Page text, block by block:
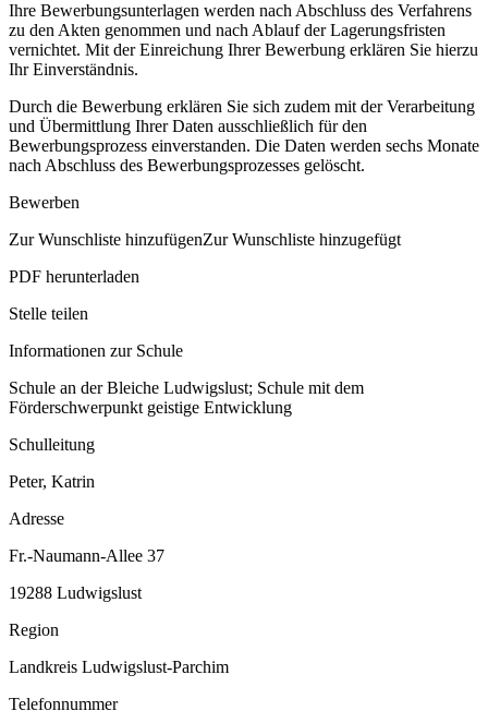
Ihre Bewerbungsunterlagen werden nach Abschluss des Verfahrens
zu den Akten genommen und nach Ablauf der Lagerungsfristen
vernichtet. Mit der Einreichung Ihrer Bewerbung erklären Sie hierzu
Ihr Einverständnis.
Durch die Bewerbung erklären Sie sich zudem mit der Verarbeitung
und Übermittlung Ihrer Daten ausschließlich für den
Bewerbungsprozess einverstanden. Die Daten werden sechs Monate
nach Abschluss des Bewerbungsprozesses gelöscht.
Bewerben
Zur Wunschliste hinzufügenZur Wunschliste hinzugefügt
PDF herunterladen
Stelle teilen
Informationen zur Schule
Schule an der Bleiche Ludwigslust; Schule mit dem
Förderschwerpunkt geistige Entwicklung
Schulleitung
Peter, Katrin
Adresse
Fr.-Naumann-Allee 37
19288 Ludwigslust
Region
Landkreis Ludwigslust-Parchim
Telefonnummer